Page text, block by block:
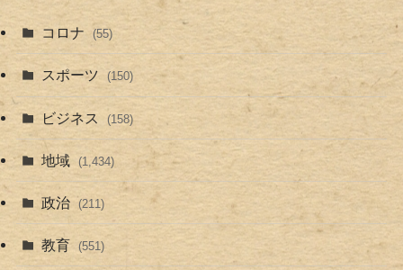
コロナ (55)
スポーツ (150)
ビジネス (158)
地域 (1,434)
政治 (211)
教育 (551)